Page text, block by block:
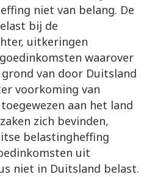
niet van belang. De
bij de
uitkeringen
waarover
van door Duitsland
voorkoming van
aan het land
zich bevinden,
belastingheffing
uit
niet in Duitsland belast.